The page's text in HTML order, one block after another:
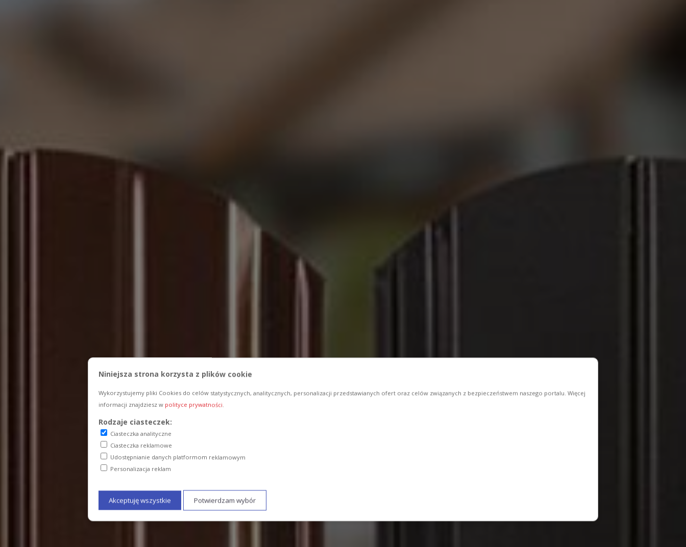
Niniejsza strona korzysta z plików cookie
Wykorzystujemy pliki Cookies do celów statystycznych, analitycznych, personalizacji przedstawianych ofert oraz celów związanych z bezpieczeństwem naszego portalu. Więcej
informacji znajdziesz w polityce prywatności.
Rodzaje ciasteczek:
Ciasteczka analityczne
Ciasteczka reklamowe
Udostępnianie danych platformom reklamowym
Personalizacja reklam
Akceptuję wszystkie Potwierdzam wybór